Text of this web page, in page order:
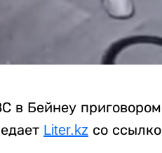
в Бейнеу
Liter.kz со